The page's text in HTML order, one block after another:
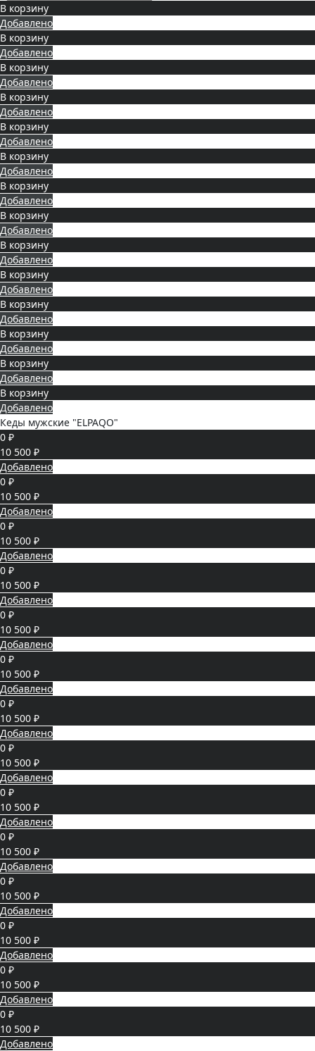
В корзину
Добавлено
В корзину
Добавлено
В корзину
Добавлено
В корзину
Добавлено
В корзину
Добавлено
В корзину
Добавлено
В корзину
Добавлено
В корзину
Добавлено
В корзину
Добавлено
В корзину
Добавлено
В корзину
Добавлено
В корзину
Добавлено
В корзину
Добавлено
В корзину
Добавлено
Кеды мужские "ELPAQO"
0 ₽
10 500 ₽
Добавлено
0 ₽
10 500 ₽
Добавлено
0 ₽
10 500 ₽
Добавлено
0 ₽
10 500 ₽
Добавлено
0 ₽
10 500 ₽
Добавлено
0 ₽
10 500 ₽
Добавлено
0 ₽
10 500 ₽
Добавлено
0 ₽
10 500 ₽
Добавлено
0 ₽
10 500 ₽
Добавлено
0 ₽
10 500 ₽
Добавлено
0 ₽
10 500 ₽
Добавлено
0 ₽
10 500 ₽
Добавлено
0 ₽
10 500 ₽
Добавлено
0 ₽
10 500 ₽
Добавлено